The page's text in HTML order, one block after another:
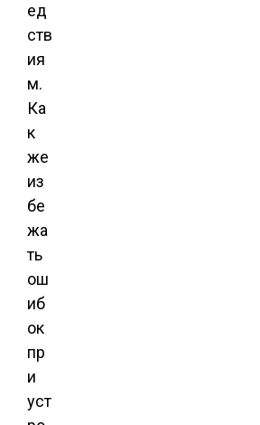
ед
ств
ия
м.
Ка
к
же
из
бе
жа
ть
ош
иб
ок
пр
и
уст